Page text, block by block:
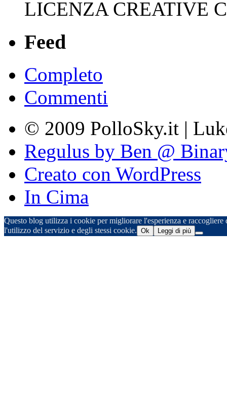
LICENZA CREATIVE
Feed
Completo
Commenti
© 2009 PolloSky.it |
Regulus by Ben @
Creato con WordPress
In Cima
Questo blog utilizza i cookie per migliorare l'esperienza e
l'utilizzo del servizio e degli stessi cookie. Ok Leggi di più